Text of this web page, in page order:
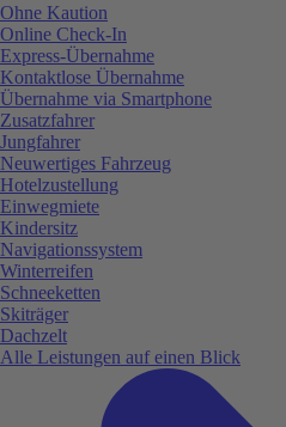
Ohne Kaution
Online Check-In
Express-Übernahme
Kontaktlose Übernahme
Übernahme via Smartphone
Zusatzfahrer
Jungfahrer
Neuwertiges Fahrzeug
Hotelzustellung
Einwegmiete
Kindersitz
Navigationssystem
Winterreifen
Schneeketten
Skiträger
Dachzelt
Alle Leistungen auf einen Blick